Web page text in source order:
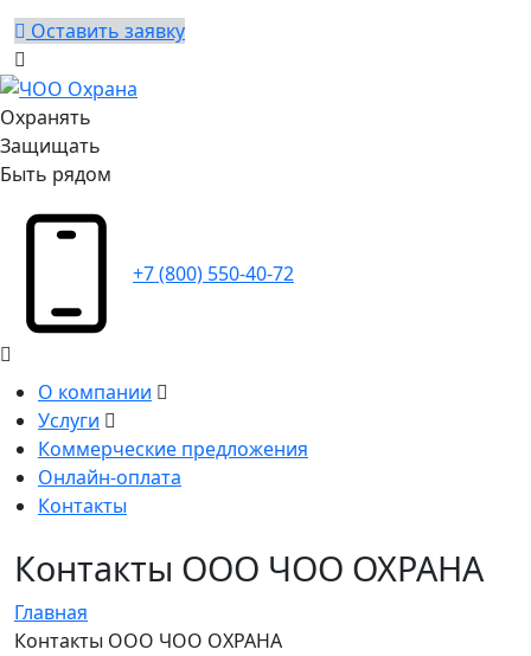
Оставить заявку
Охранять
Защищать
Быть рядом
+7 (800) 550-40-72
О компании
Услуги
Коммерческие предложения
Онлайн-оплата
Контакты
Контакты ООО ЧОО ОХРАНА
Главная
Контакты ООО ЧОО ОХРАНА